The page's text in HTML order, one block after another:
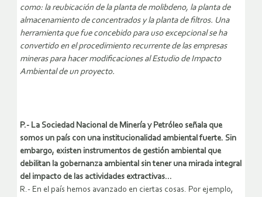
como: la reubicación de la planta de molibdeno, la planta de
almacenamiento de concentrados y la planta de filtros. Una
herramienta que fue concebido para uso excepcional se ha
convertido en el procedimiento recurrente de las empresas
mineras para hacer modificaciones al Estudio de Impacto
Ambiental de un proyecto.
P.- La Sociedad Nacional de Minería y Petróleo señala que
somos un país con una institucionalidad ambiental fuerte. Sin
embargo, existen instrumentos de gestión ambiental que
debilitan la gobernanza ambiental sin tener una mirada integral
del impacto de las actividades extractivas…
R.- En el país hemos avanzado en ciertas cosas. Por ejemplo,